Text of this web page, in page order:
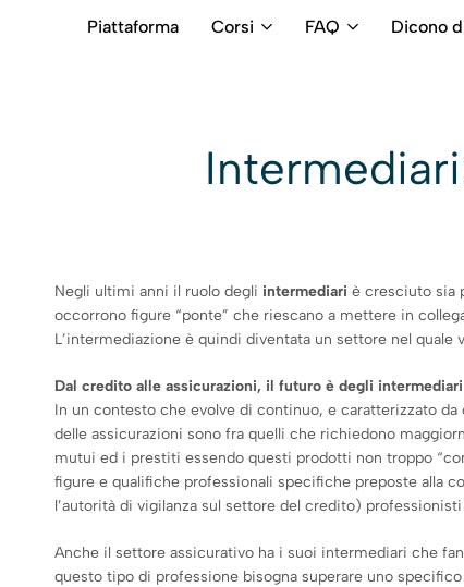
Piattaforma Corsi FAQ Dicono
Negli ultimi anni il ruolo degli intermediari è cresciuto sia
occorrono figure “ponte” che riescano a mettere in
L’intermediazione è quindi diventata un settore nel
Dal credito alle assicurazioni, il futuro è degli intermediari
In un contesto che evolve di continuo, e caratterizzato
delle assicurazioni sono fra quelli che richiedono
mutui ed i prestiti essendo questi prodotti non troppo
figure e qualifiche professionali specifiche preposte alla
l’autorità di vigilanza sul settore del credito)
Anche il settore assicurativo ha i suoi intermediari che
questo tipo di professione bisogna superare uno